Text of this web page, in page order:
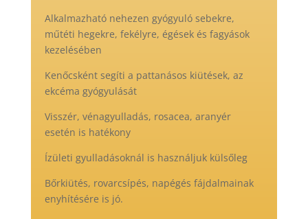
Alkalmazható nehezen gyógyuló sebekre,
műtéti hegekre, fekélyre, égések és fagyások
kezelésében
Kenőcsként segíti a pattanásos kiütések, az
ekcéma gyógyulását
Visszér, vénagyulladás, rosacea, aranyér
esetén is hatékony
Ízületi gyulladásoknál is használjuk külsőleg
Bőrkiütés, rovarcsípés, napégés fájdalmainak
enyhítésére is jó.